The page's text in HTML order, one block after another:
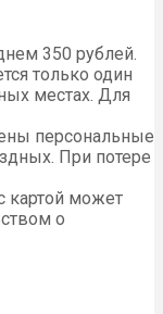
350 рублей.
только один
местах. Для
персональные
При потере
картой может
о